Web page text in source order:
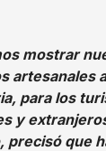
mostrar
artesanales
para los
y
precisó que